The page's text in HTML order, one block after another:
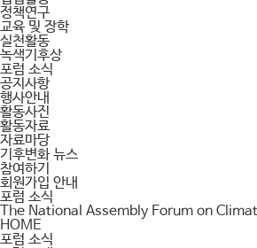
정책연구
교육 및 장학
실천활동
녹색기후상
포럼 소식
공지사항
행사안내
활동사진
활동자료
자료마당
기후변화 뉴스
참여하기
회원가입 안내
포럼 소식
The National Assembly Forum on
HOME
포럼 소식